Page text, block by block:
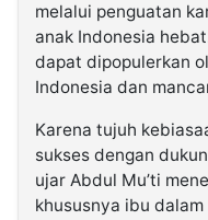
melalui penguatan
anak Indonesia
dapat dipopulerkan
Indonesia dan
Karena tujuh
sukses dengan
ujar Abdul Mu’ti
khususnya ibu